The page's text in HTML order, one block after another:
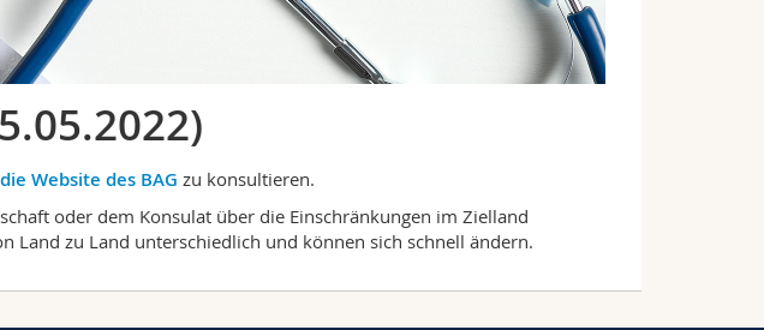
die Website des BAG zu konsultieren.
oder dem Konsulat über die Einschränkungen im Zielland
Land zu Land unterschiedlich und können sich schnell ändern.